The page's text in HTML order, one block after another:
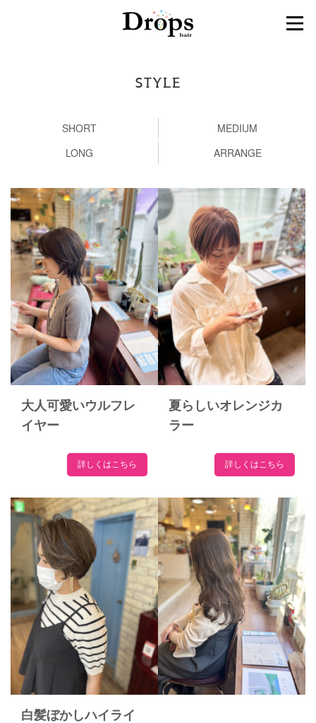
STYLE
SHORT
MEDIUM
LONG
ARRANGE
大人可愛いウルフレ
イヤー
詳しくはこちら
夏らしいオレンジカ
ラー
詳しくはこちら
白髪ぼかしハイライ